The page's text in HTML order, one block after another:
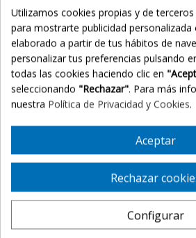
- Su mantenimiento es máscómodoque
cabello natural.
-Gracias al efecto memoria de la fibra,
tras el lavado.
- La fibra de alta temperatura tiene
(hasta 160º, lo que nos permite utilizar
modificar el peinado, rizarlo o alisarlo.
Tipo de cabello:Fibra sintética de alta
- Sin Lace Front (Tul frontal invisible)
- ★★★★ Base de monofilamento
Utilizamos cookies propias y de
para mostrarte publicidad personalizada
elaborado a partir de tus hábitos de
personalizar tus preferencias pulsando
todas las cookies haciendo clic en
seleccionando "Rechazar". Para más
nuestra Política de Privacidad y Cookies.
Aceptar
Rechazar
Configurar